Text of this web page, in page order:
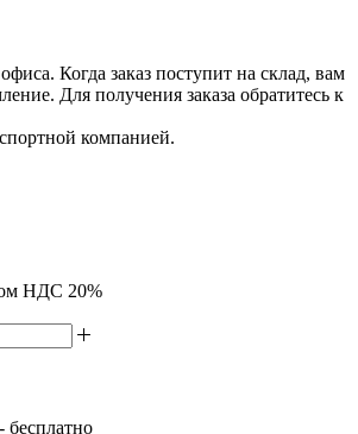
Когда заказ поступит на склад, вам
Для получения заказа обратитесь к
компанией.
НДС 20%
бесплатно